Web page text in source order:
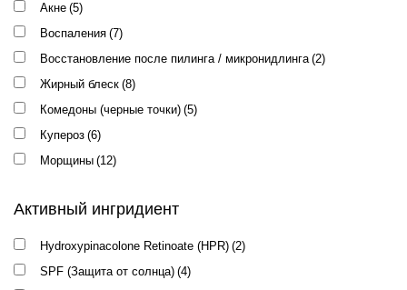
Акне (5)
Воспаления (7)
Восстановление после пилинга / микронидлинга (2)
Жирный блеск (8)
Комедоны (черные точки) (5)
Купероз (6)
Морщины (12)
Отечность (7)
Активный ингридиент
Hydroxypinacolone Retinoate (HPR) (2)
SPF (Защита от солнца) (4)